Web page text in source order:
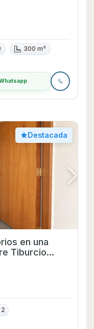
300 m²
Destacada
en una
Tiburcio
2